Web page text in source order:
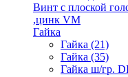
Винт с плоской
,цинк VM
Гайка
Гайка (21)
Гайка (35)
Гайка ш/гр.